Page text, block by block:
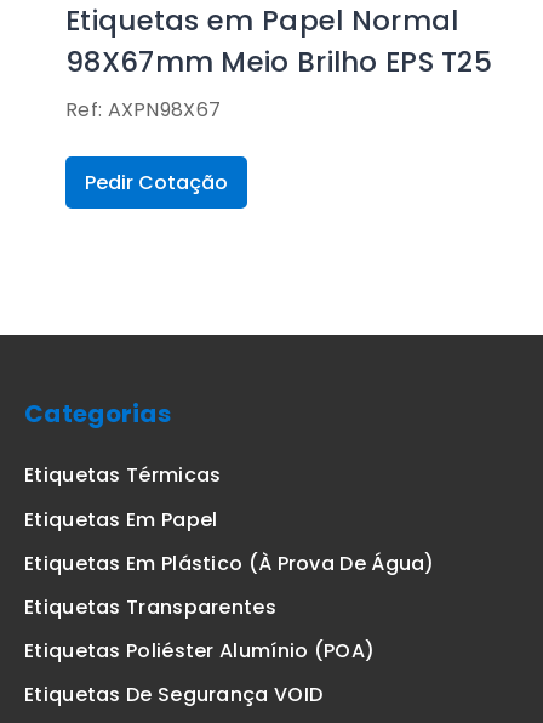
Etiquetas em Papel Normal
98X67mm Meio Brilho EPS T25
Ref: AXPN98X67
Pedir Cotação
Categorias
Etiquetas Térmicas
Etiquetas Em Papel
Etiquetas Em Plástico (à Prova De Água)
Etiquetas Transparentes
Etiquetas Poliéster Alumínio (POA)
Etiquetas De Segurança VOID